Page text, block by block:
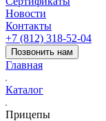
Новости
Контакты
+7 (812) 318-52-04
Позвонить нам
Главная
Каталог
Прицепы